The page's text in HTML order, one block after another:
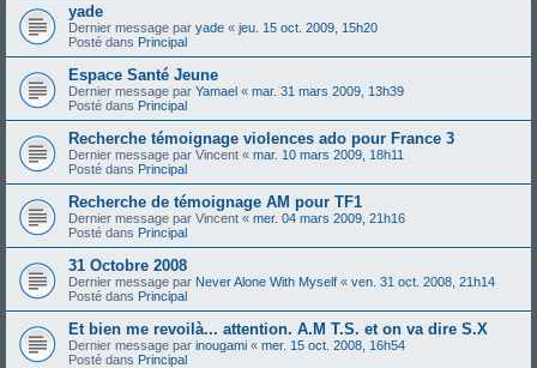
yade
Dernier message par yade « jeu. 15 oct. 2009, 15h20
Posté dans Principal
Espace Santé Jeune
Dernier message par Yamael « mar. 31 mars 2009, 13h39
Posté dans Principal
Recherche témoignage violences ado pour France 3
Dernier message par Vincent « mar. 10 mars 2009, 18h11
Posté dans Principal
Recherche de témoignage AM pour TF1
Dernier message par Vincent « mer. 04 mars 2009, 21h16
Posté dans Principal
31 Octobre 2008
Dernier message par Never Alone With Myself « ven. 31 oct. 2008, 21h14
Posté dans Principal
Et bien me revoilà... attention. A.M T.S. et on va dire S.X
Dernier message par inougami « mer. 15 oct. 2008, 16h54
Posté dans Principal